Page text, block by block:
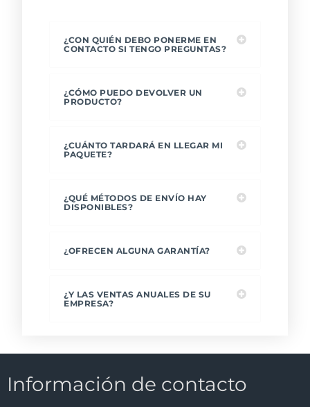
¿CON QUIÉN DEBO PONERME EN
CONTACTO SI TENGO PREGUNTAS?
¿CÓMO PUEDO DEVOLVER UN
PRODUCTO?
¿CUÁNTO TARDARÁ EN LLEGAR MI
PAQUETE?
¿QUÉ MÉTODOS DE ENVÍO HAY
DISPONIBLES?
¿OFRECEN ALGUNA GARANTÍA?
¿Y LAS VENTAS ANUALES DE SU
EMPRESA?
Información de contacto